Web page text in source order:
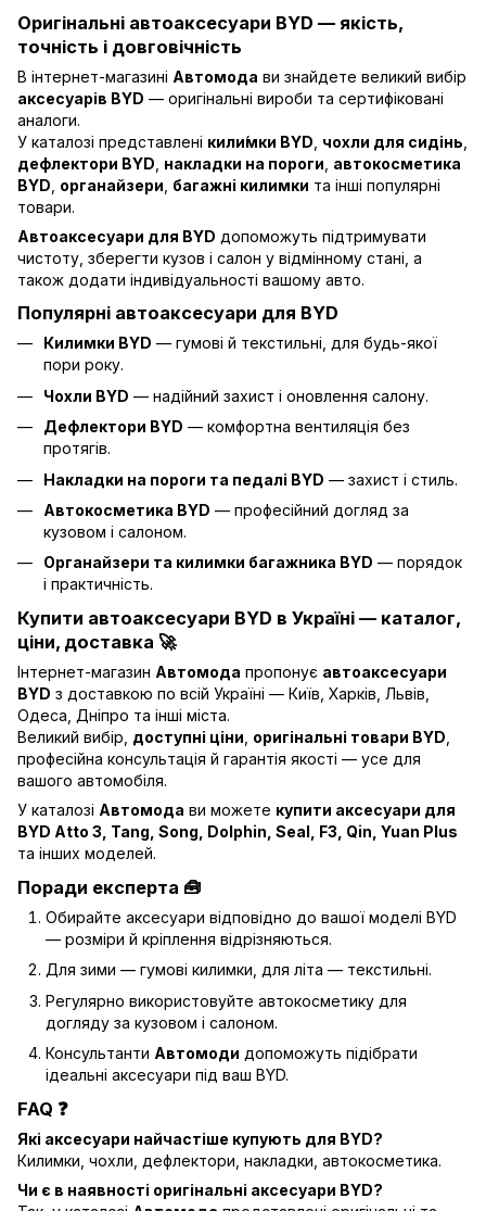
Оригінальні автоаксесуари BYD — якість,
точність і довговічність
В інтернет-магазині Автомода ви знайдете великий вибір
аксесуарів BYD — оригінальні вироби та сертифіковані
аналоги.
У каталозі представлені кили́мки BYD чохли для сидінь
дефлектори BYD накладки на пороги автокосметика
BYD органайзери багажні килимки та інші популярні
товари.
Автоаксесуари для BYD допоможуть підтримувати
чистоту, зберегти кузов і салон у відмінному стані, а
також додати індивідуальності вашому авто.
Популярні автоаксесуари для BYD
Килимки BYD — гумові й текстильні, для будь-якої
пори року.
Чохли BYD — надійний захист і оновлення салону.
Дефлектори BYD — комфортна вентиляція без
протягів.
Накладки на пороги та педалі BYD — захист і стиль.
Автокосметика BYD — професійний догляд за
кузовом і салоном.
Органайзери та килимки багажника BYD — порядок
і практичність.
Купити автоаксесуари BYD в Україні — каталог,
ціни, доставка 🚀
Інтернет-магазин Автомода пропонує автоаксесуари
BYD з доставкою по всій Україні — Київ, Харків, Львів,
Одеса, Дніпро та інші міста.
Великий вибір, доступні ціни оригінальні товари BYD
професійна консультація й гарантія якості — усе для
вашого автомобіля.
У каталозі Автомода ви можете купити аксесуари для
BYD Atto 3, Tang, Song, Dolphin, Seal, F3, Qin, Yuan Plus
та інших моделей.
Поради експерта 🧰
Обирайте аксесуари відповідно до вашої моделі BYD
— розміри й кріплення відрізняються.
Для зими — гумові килимки, для літа — текстильні.
Регулярно використовуйте автокосметику для
догляду за кузовом і салоном.
Консультанти Автомоди допоможуть підібрати
ідеальні аксесуари під ваш BYD.
FAQ ❓
Які аксесуари найчастіше купують для BYD?
Килимки, чохли, дефлектори, накладки, автокосметика.
Чи є в наявності оригінальні аксесуари BYD?